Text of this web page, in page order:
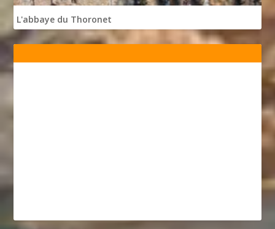
L'abbaye du Thoronet